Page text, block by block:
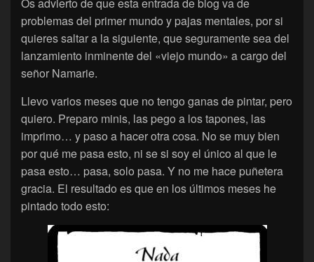
Os advierto de que esta entrada de blog va de
problemas del primer mundo y pajas mentales, por si
quieres saltar a la siguiente, que seguramente sea del
lanzamiento inminente del «viejo mundo» a cargo del
señor Namarie.
Llevo varios meses que no tengo ganas de pintar, pero
quiero. Preparo minis, las pego a los tapones, las
imprimo… y paso a hacer otra cosa. No se muy bien
por qué me pasa esto, ni se si soy el único al que le
pasa esto… pasa, solo pasa. Y no me hace puñetera
gracia. El resultado es que en los últimos meses he
pintado todo esto: